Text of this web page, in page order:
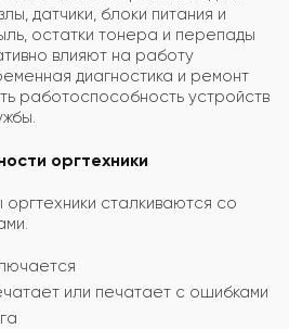
датчики, блоки питания и
остатки тонера и перепады
влияют на работу
диагностика и ремонт
работоспособность устройств
оргтехники
сталкиваются со
или печатает с ошибками